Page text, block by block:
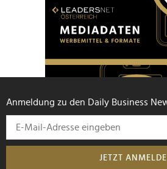
Anmeldung zu den Daily Business
JETZT